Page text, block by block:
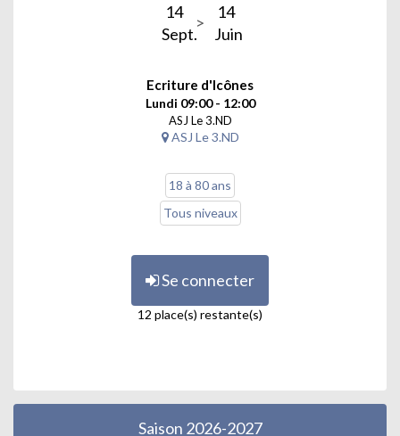
14
Sept.
14
Juin
Ecriture d'Icônes
Lundi 09:00 - 12:00
ASJ Le 3.ND
ASJ Le 3.ND
18 à 80 ans
Tous niveaux
Se connecter
12 place(s) restante(s)
Saison 2026-2027